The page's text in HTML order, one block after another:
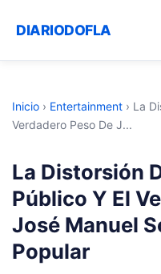
DIARIODOFLA
Inicio › Entertainment › La
Verdadero Peso De J...
La Distorsión
Público Y El
José Manuel
Popular